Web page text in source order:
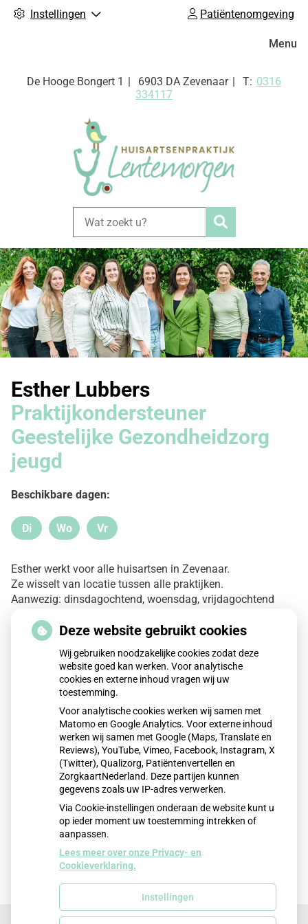
Instellingen Patiëntenomgeving
De Hooge Bongert 1 6903 DA Zevenaar Tel:
0316
334117
Zoeken
Menu
Esther Lubbers
Praktijkondersteuner
Geestelijke Gezondheidzorg
jeugd
Beschikbare dagen:
Dinsdag
Di Woensdag
Wo Vrijdag
Vr
Esther werkt voor alle huisartsen in Zevenaar.
Ze wisselt van locatie tussen alle praktijken.
Aanwezig: dinsdagochtend, woensdag, vrijdagochtend
Terug naar overzicht
Deze website gebruikt cookies
Wij gebruiken noodzakelijke cookies zodat deze
website goed kan werken. Voor analytische
cookies en externe inhoud vragen wij uw
toestemming.
Voor analytische cookies werken wij samen met
Matomo en Google Analytics. Voor externe inhoud
werken wij samen met Google (Maps, Translate en
Reviews), YouTube, Vimeo, Facebook, Instagram, X
(Twitter), Qualizorg, Patiëntenvertellen en
ZorgkaartNederland. Deze partijen kunnen
gegevens zoals uw IP-adres verwerken.
Via Cookie-instellingen onderaan de website kunt u
op ieder moment uw toestemming intrekken of
aanpassen.
Lees meer over onze Privacy- en
Cookieverklaring.
Instellingen